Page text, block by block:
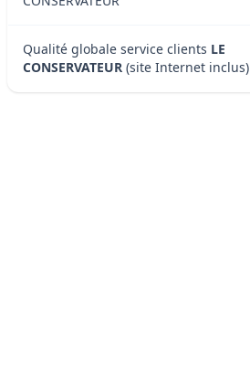
Qualité globale service clients LE
CONSERVATEUR (site Internet inclus)